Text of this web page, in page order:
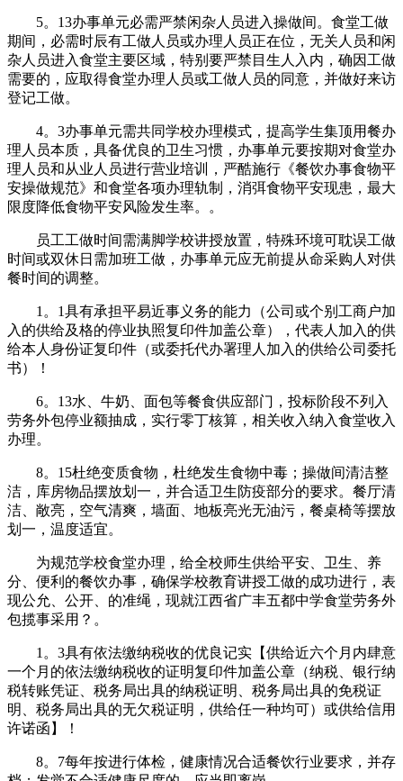
5。13办事单元必需严禁闲杂人员进入操做间。食堂工做
期间，必需时辰有工做人员或办理人员正在位，无关人员和闲
杂人员进入食堂主要区域，特别要严禁目生人入内，确因工做
需要的，应取得食堂办理人员或工做人员的同意，并做好来访
登记工做。
4。3办事单元需共同学校办理模式，提高学生集顶用餐办
理人员本质，具备优良的卫生习惯，办事单元要按期对食堂办
理人员和从业人员进行营业培训，严酷施行《餐饮办事食物平
安操做规范》和食堂各项办理轨制，消弭食物平安现患，最大
限度降低食物平安风险发生率。。
员工工做时间需满脚学校讲授放置，特殊环境可耽误工做
时间或双休日需加班工做，办事单元应无前提从命采购人对供
餐时间的调整。
1。1具有承担平易近事义务的能力（公司或个别工商户加
入的供给及格的停业执照复印件加盖公章），代表人加入的供
给本人身份证复印件（或委托代办署理人加入的供给公司委托
书）！
6。13水、牛奶、面包等餐食供应部门，投标阶段不列入
劳务外包停业额抽成，实行零丁核算，相关收入纳入食堂收入
办理。
8。15杜绝变质食物，杜绝发生食物中毒；操做间清洁整
洁，库房物品摆放划一，并合适卫生防疫部分的要求。餐厅清
洁、敞亮，空气清爽，墙面、地板亮光无油污，餐桌椅等摆放
划一，温度适宜。
为规范学校食堂办理，给全校师生供给平安、卫生、养
分、便利的餐饮办事，确保学校教育讲授工做的成功进行，表
现公允、公开、的准绳，现就江西省广丰五都中学食堂劳务外
包揽事采用？。
1。3具有依法缴纳税收的优良记实【供给近六个月内肆意
一个月的依法缴纳税收的证明复印件加盖公章（纳税、银行纳
税转账凭证、税务局出具的纳税证明、税务局出具的免税证
明、税务局出具的无欠税证明，供给任一种均可）或供给信用
许诺函】！
8。7每年按进行体检，健康情况合适餐饮行业要求，并存